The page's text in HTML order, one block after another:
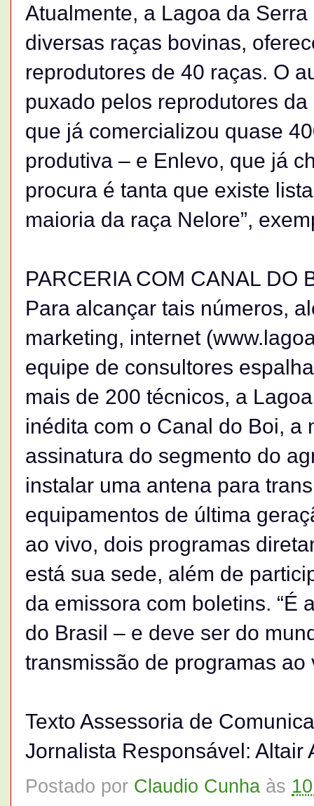
Atualmente, a Lagoa da
diversas raças bovinas,
reprodutores de 40 raças. O
puxado pelos reprodutores
que já comercializou quase
produtiva – e Enlevo, que já
procura é tanta que existe
maioria da raça Nelore”,
PARCERIA COM CANAL DO
Para alcançar tais números,
marketing, internet
equipe de consultores
mais de 200 técnicos, a
inédita com o Canal do Boi, a
assinatura do segmento do
instalar uma antena para
equipamentos de última
ao vivo, dois programas
está sua sede, além de
da emissora com boletins. “É
do Brasil – e deve ser do
transmissão de programas ao
Texto Assessoria de
Jornalista Responsável: Altair
Postado por Claudio Cunha às